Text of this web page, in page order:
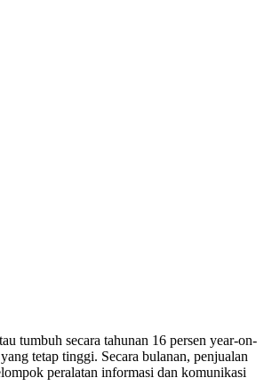
tumbuh secara tahunan 16 persen year-on-
tetap tinggi. Secara bulanan, penjualan
peralatan informasi dan komunikasi